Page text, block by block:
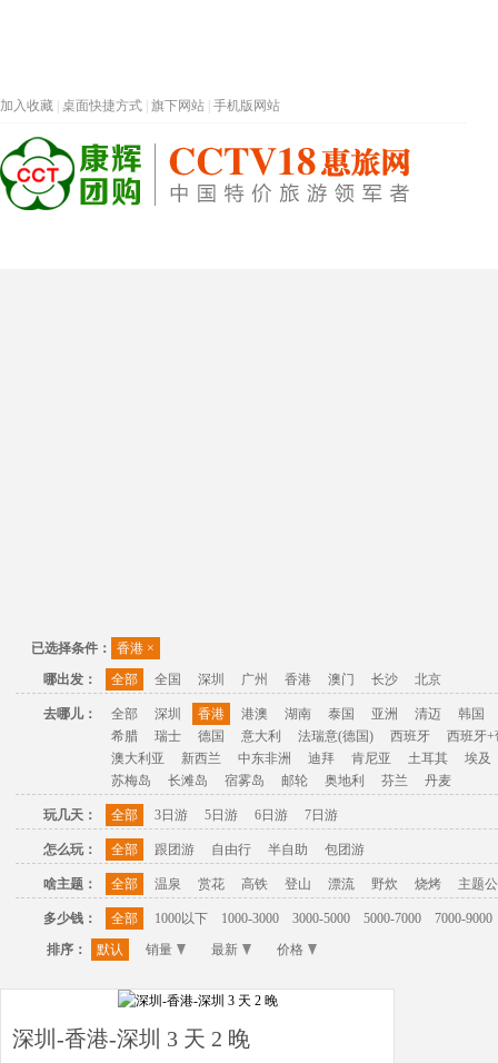
加入收藏 桌面快捷方式 旗下网站 手机版网站
已选择条件： 香港 ×
哪出发：
全部 全国 深圳 广州 香港 澳门 长沙 北京
去哪儿： 全部 深圳 香港 港澳 湖南 泰国 亚洲 清迈
韩国
希腊
瑞士 德国 意大利 法瑞意(德国) 西班牙
西班牙+
澳大利亚
新西兰 中东非洲 迪拜 肯尼亚 土耳其
埃及
苏梅岛
长滩岛 宿雾岛 邮轮 奥地利 芬兰 丹麦
玩几天： 全部 3日游 5日游 6日游 7日游
怎么玩： 全部 跟团游 自由行 半自助 包团游
啥主题： 全部 温泉 赏花 高铁 登山 漂流 野炊 烧烤 主题
多少钱： 全部 1000以下 1000-3000 3000-5000 5000-7000
7000-9000
排序：
默认 销量 最新 价格
深圳-香港-深圳 3 天 2 晚